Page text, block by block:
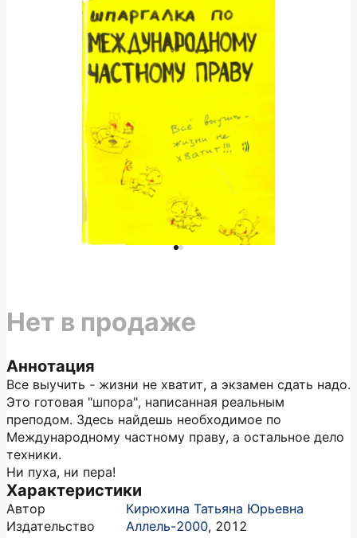
Аннотация
Все выучить - жизни не хватит, а экзамен сдать надо.
Это готовая "шпора", написанная реальным
преподом. Здесь найдешь необходимое по
Международному частному праву, а остальное дело
техники.
Ни пуха, ни пера!
Характеристики
Автор
Кирюхина Татьяна Юрьевна
Издательство
Аллель-2000, 2012
Нет в продаже